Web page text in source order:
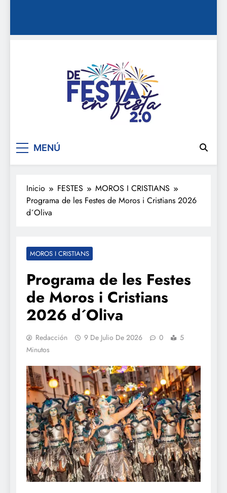
De festa en festa 2.0
MENÚ
Inicio FESTES
MOROS I CRISTIANS
Programa de les Festes de Moros i Cristians 2026
d´Oliva
MOROS I CRISTIANS
Programa de les Festes
de Moros i Cristians
2026 d´Oliva
Redacción 9 De Julio De 2026 0
5
Minutos